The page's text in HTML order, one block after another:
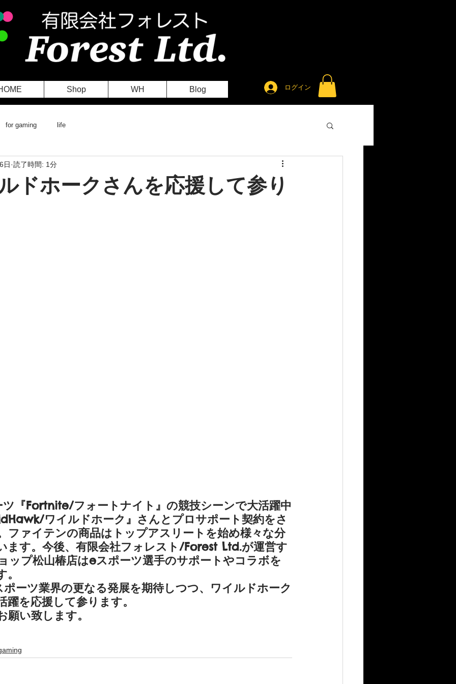
Shop WH Blog ログイン
for gaming life
ドホークさんを応援して参り
日 読了時間: 1分
『Fortnite/フォートナイト』の競技シーンで大活躍中
ワイルドホーク』さんとプロサポート契約をさ
ファイテンの商品はトップアスリートを始め様々な分
ます。今後、有限会社フォレスト/Forest Ltd.が運営す
ップ松山椿店はeスポーツ選手のサポートやコラボを
ーツ業界の更なる発展を期待しつつ、ワイルドホーク
を応援して参ります。
い致します。